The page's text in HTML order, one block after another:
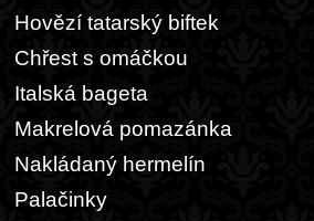
Hovězí tatarský biftek
Chřest s omáčkou
Italská bageta
Makrelová pomazánka
Nakládaný hermelín
Palačinky